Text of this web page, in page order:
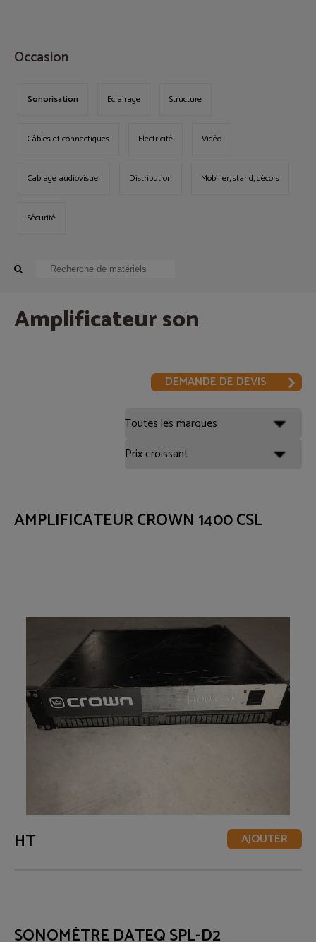
Occasion
Sonorisation Eclairage Structure
Câbles et connectiques Electricité Vidéo
Cablage audiovisuel Distribution Mobilier, stand, décors
Sécurité
Amplificateur son
DEMANDE DE DEVIS
AMPLIFICATEUR CROWN 1400 CSL
HT AJOUTER
SONOMÈTRE DATEQ SPL-D2